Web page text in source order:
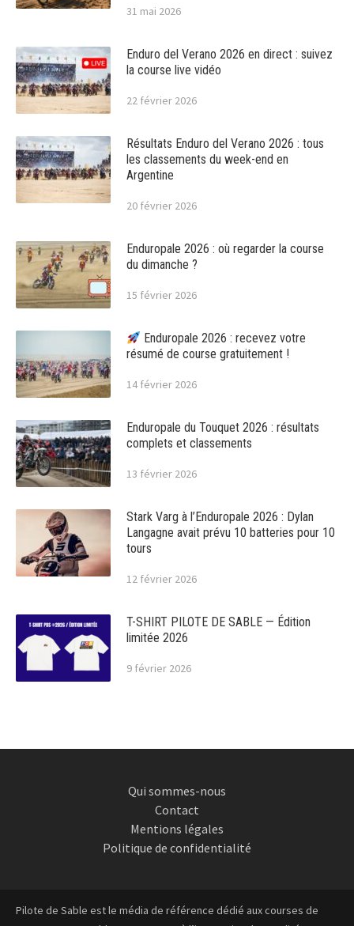
31 mai 2026
Enduro del Verano 2026 en direct : suivez
la course live vidéo
22 février 2026
Résultats Enduro del Verano 2026 : tous
les classements du week-end en
Argentine
20 février 2026
Enduropale 2026 : où regarder la course
du dimanche ?
15 février 2026
Enduropale 2026 : recevez votre
résumé de course gratuitement !
14 février 2026
Enduropale du Touquet 2026 : résultats
complets et classements
13 février 2026
Stark Varg à l’Enduropale 2026 : Dylan
Langagne avait prévu 10 batteries pour 10
tours
12 février 2026
T-SHIRT PILOTE DE SABLE — Édition
limitée 2026
9 février 2026
Qui sommes-nous
Contact
Mentions légales
Politique de confidentialité
Pilote de Sable est le média de référence dédié aux courses de